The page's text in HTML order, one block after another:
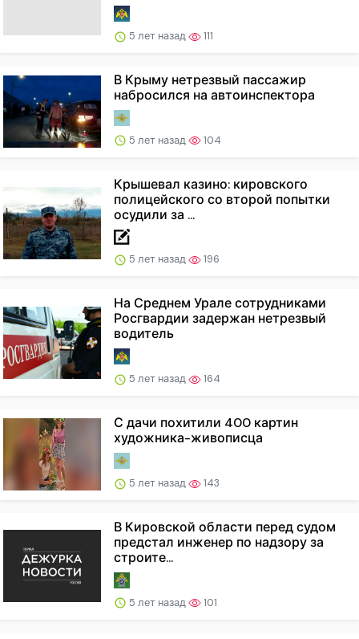
5 лет назад 111
В Крыму нетрезвый пассажир
набросился на автоинспектора
5 лет назад 104
Крышевал казино: кировского
полицейского со второй попытки
осудили за ...
5 лет назад 196
На Среднем Урале сотрудниками
Росгвардии задержан нетрезвый
водитель
5 лет назад 164
С дачи похитили 400 картин
художника-живописца
5 лет назад 143
В Кировской области перед судом
предстал инженер по надзору за
строите...
5 лет назад 101